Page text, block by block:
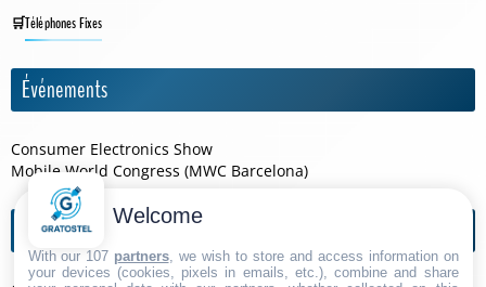
Téléphones Fixes
Événements
Consumer Electronics Show
Mobile World Congress (MWC Barcelona)
Agendas de l'annéeWelcome
With our 107 partners, we wish to store and access information on
your devices (cookies, pixels in emails, etc.), combine and share